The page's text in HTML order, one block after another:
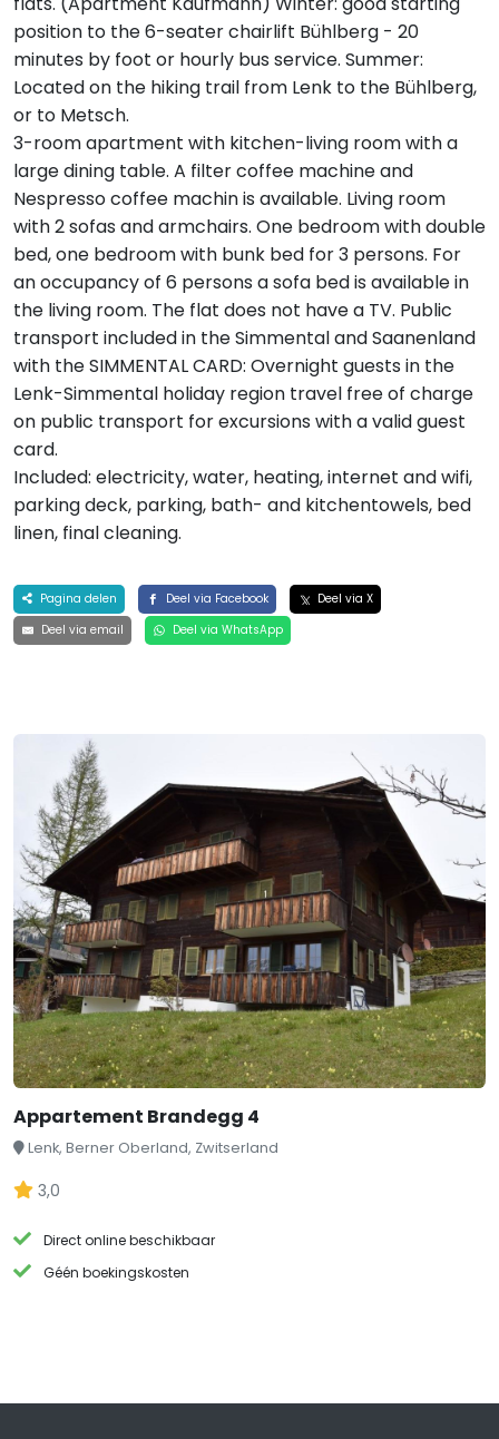
position to the 6-seater chairlift Bühlberg - 20
minutes by foot or hourly bus service. Summer:
Located on the hiking trail from Lenk to the Bühlberg,
or to Metsch.
3-room apartment with kitchen-living room with a
large dining table. A filter coffee machine and
Nespresso coffee machin is available. Living room
with 2 sofas and armchairs. One bedroom with double
bed, one bedroom with bunk bed for 3 persons. For
an occupancy of 6 persons a sofa bed is available in
the living room. The flat does not have a TV. Public
transport included in the Simmental and Saanenland
with the SIMMENTAL CARD: Overnight guests in the
Lenk-Simmental holiday region travel free of charge
on public transport for excursions with a valid guest
card.
Included: electricity, water, heating, internet and wifi,
parking deck, parking, bath- and kitchentowels, bed
linen, final cleaning.
Pagina delen Deel via Facebook
Deel via X
Deel via email
Deel via WhatsApp
Appartement Brandegg 4
Lenk, Berner Oberland, Zwitserland
3,0
Direct online beschikbaar
Géén boekingskosten